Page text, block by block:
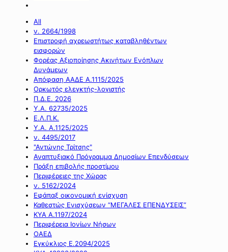
All
ν. 2664/1998
Επιστροφή αχρεωστήτως καταβληθέντων
εισφορών
Φορέας Αξιοποίησης Ακινήτων Ενόπλων
Δυνάμεων
Απόφαση ΑΑΔΕ Α.1115/2025
Ορκωτός ελεγκτής-λογιστής
Π.Δ.Ε. 2026
Υ.Α. 62735/2025
Ε.Λ.Π.Κ.
Υ.Α. Α.1125/2025
ν. 4495/2017
"Αντώνης Τρίτσης"
Αναπτυξιακό Πρόγραμμα Δημοσίων Επενδύσεων
Πράξη επιβολής προστίμου
Περιφέρειες της Χώρας
ν. 5162/2024
Εφάπαξ οικονομική ενίσχυση
Καθεστώς Ενισχύσεων “ΜΕΓΑΛΕΣ ΕΠΕΝΔΥΣΕΙΣ”
ΚΥΑ Α.1197/2024
Περιφέρεια Ιονίων Νήσων
ΟΑΕΔ
Εγκύκλιος Ε.2094/2025